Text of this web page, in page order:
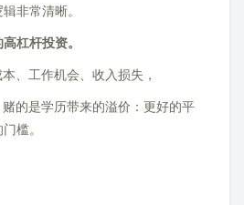
非常清晰。
杠杆投资。
、工作机会、收入损失，
的是学历带来的溢价：更好的平
槛。